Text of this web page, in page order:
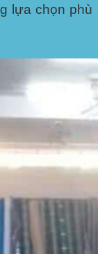
lựa chọn phù